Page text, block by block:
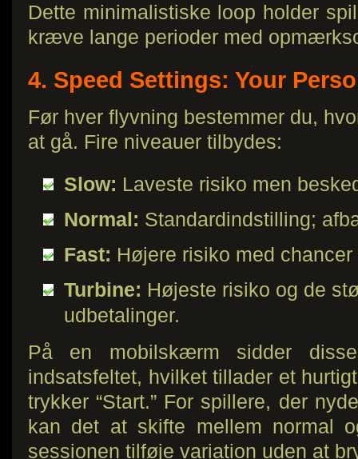
Dette minimalistiske loop holder
kræve lange perioder med
4. Speed Settings: Your
Før hver flyvning bestemmer du,
at gå. Fire niveauer tilbydes:
Slow: Laveste risiko men
Normal: Standardindstilling;
Fast: Højere risiko med
Turbine: Højeste risiko og de
udbetalinger.
På en mobilskærm sidder
indsatsfeltet, hvilket tillader et
trykker “Start.” For spillere, der
kan det at skifte mellem normal
sessionen tilføje variation uden at